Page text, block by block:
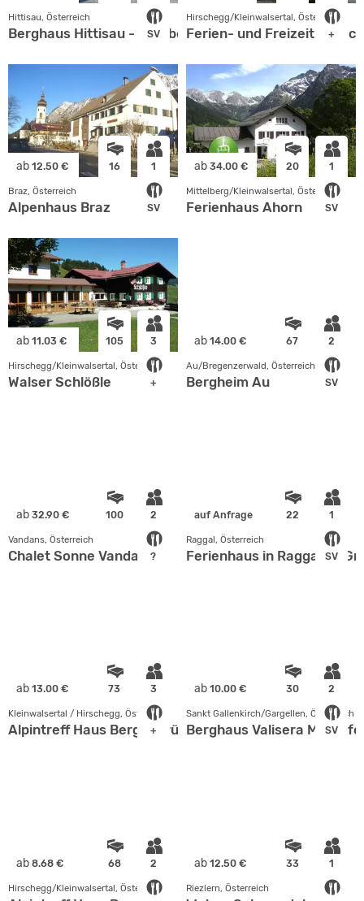
SV
Hittisau, Österreich
Berghaus Hittisau - TV Überlingen +
Hirschegg/Kleinwalsertal, Österreich
Ferien- und Freizeithof
ab 12.50 € 16 1
SV
Braz, Österreich
Alpenhaus Braz
ab 34.00 € 20 1
SV
Mittelberg/Kleinwalsertal, Österreich
Ferienhaus Ahorn
ab 11.03 € 105 3
+
Hirschegg/Kleinwalsertal, Österreich
Walser Schlößle
ab 14.00 € 67 2
SV
Au/Bregenzerwald, Österreich
Bergheim Au
ab 32.90 € 100 2
?
Vandans, Österreich
Chalet Sonne Vandans
auf Anfrage 22 1
SV
Raggal, Österreich
Ferienhaus in Raggal im
ab 13.00 € 73 3
+
Kleinwalsertal / Hirschegg, Österreich
Alpintreff Haus Bergengrün
ab 10.00 € 30 2
SV
Sankt Gallenkirch/Gargellen, Österreich
Berghaus Valisera
ab 8.68 € 68 2
Hirschegg/Kleinwalsertal, Österreich
ab 12.50 € 33 1
Riezlern, Österreich